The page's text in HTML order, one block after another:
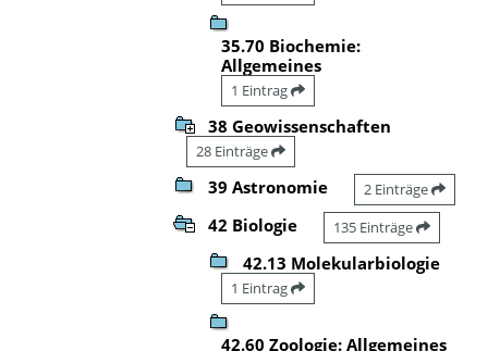
35.70 Biochemie:
Allgemeines
1 Eintrag
38 Geowissenschaften
28 Einträge
39 Astronomie 2 Einträge
42 Biologie 135 Einträge
42.13 Molekularbiologie
1 Eintrag
42.60 Zoologie: Allgemeines